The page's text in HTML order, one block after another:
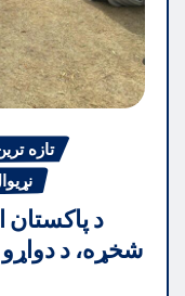
تازه
د پاکستان
شخړه، د دواړو